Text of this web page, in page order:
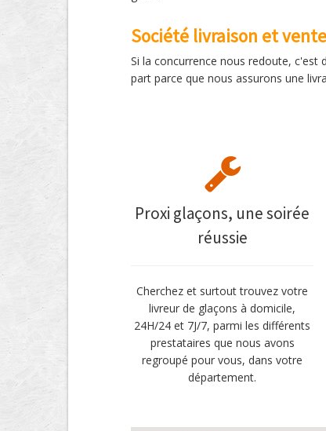
Société livraison et
Si la concurrence nous redoute, c'est
part parce que nous assurons une
Proxi glaçons, une soirée
réussie
Cherchez et surtout trouvez votre
livreur de glaçons à domicile,
24H/24 et 7J/7, parmi les différents
prestataires que nous avons
regroupé pour vous, dans votre
département.